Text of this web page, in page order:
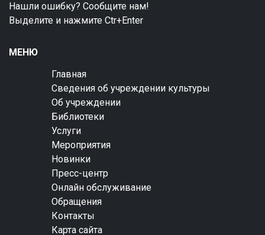
Нашли ошибку? Сообщите нам!
Выделите и нажмите Ctr+Enter
МЕНЮ
Главная
Сведения об учреждении культуры
Об учреждении
Библиотеки
Услуги
Мероприятия
Новинки
Пресс-центр
Онлайн обслуживание
Обращения
Контакты
Карта сайта